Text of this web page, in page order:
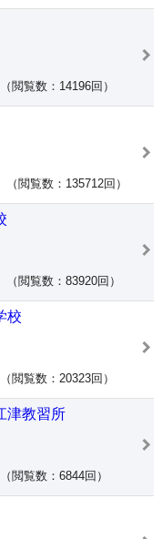
閲覧数：14196回）
（閲覧数：135712回）
（閲覧数：83920回）
校
閲覧数：20323回）
津教習所
閲覧数：6844回）